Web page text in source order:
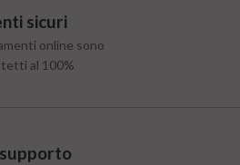
sicuri
online sono
al 100%